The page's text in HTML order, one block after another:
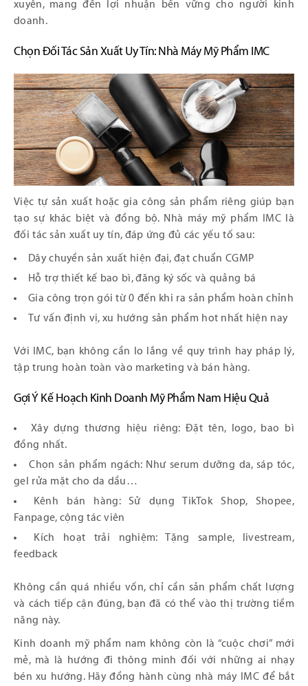
xuyên, mang đến lợi nhuận bền vững cho người kinh
doanh.
Chọn Đối Tác Sản Xuất Uy Tín: Nhà Máy Mỹ Phẩm IMC
Việc tự sản xuất hoặc gia công sản phẩm riêng giúp bạn
tạo sự khác biệt và đồng bộ. Nhà máy mỹ phẩm IMC là
đối tác sản xuất uy tín, đáp ứng đủ các yếu tố sau:
Dây chuyền sản xuất hiện đại, đạt chuẩn CGMP
Hỗ trợ thiết kế bao bì, đăng ký sốc và quảng bá
Gia công trọn gói từ 0 đến khi ra sản phẩm hoàn chỉnh
Tư vấn định vị, xu hướng sản phẩm hot nhất hiện nay
Với IMC, bạn không cần lo lắng về quy trình hay pháp lý,
tập trung hoàn toàn vào marketing và bán hàng.
Gợi Ý Kế Hoạch Kinh Doanh Mỹ Phẩm Nam Hiệu Quả
Xây dựng thương hiệu riêng: Đặt tên, logo, bao bì
đồng nhất.
Chọn sản phẩm ngách: Như serum dưỡng da, sáp tóc,
gel rửa mặt cho da dầu…
Kênh bán hàng: Sử dụng TikTok Shop, Shopee,
Fanpage, cộng tác viên
Kích hoạt trải nghiệm: Tặng sample, livestream,
feedback
Không cần quá nhiều vốn, chỉ cần sản phẩm chất lượng
và cách tiếp cận đúng, bạn đã có thể vào thị trường tiềm
năng này.
Kinh doanh mỹ phẩm nam không còn là “cuộc chơi” mới
mẻ, mà là hướng đi thông minh đối với những ai nhạy
bén xu hướng. Hãy đồng hành cùng nhà máy IMC để bắt